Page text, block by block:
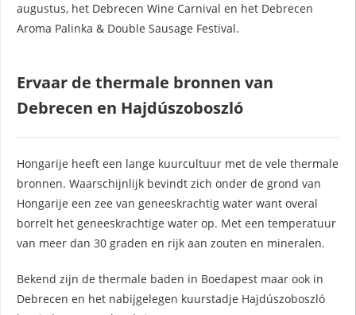
augustus, het Debrecen Wine Carnival en het Debrecen
Aroma Palinka & Double Sausage Festival.
Ervaar de thermale bronnen van
Debrecen en Hajdúszoboszló
Hongarije heeft een lange kuurcultuur met de vele thermale
bronnen. Waarschijnlijk bevindt zich onder de grond van
Hongarije een zee van geneeskrachtig water want overal
borrelt het geneeskrachtige water op. Met een temperatuur
van meer dan 30 graden en rijk aan zouten en mineralen.
Bekend zijn de thermale baden in Boedapest maar ook in
Debrecen en het nabijgelegen kuurstadje Hajdúszoboszló